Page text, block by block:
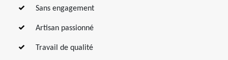
Sans engagement
Artisan passionné
Travail de qualité